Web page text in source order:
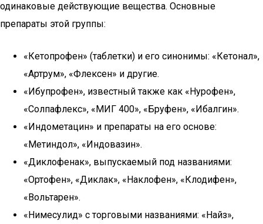
одинаковые действующие вещества. Основные
препараты этой группы:
«Кетопрофен» (таблетки) и его синонимы: «Кетонал»,
«Артрум», «Флексен» и другие.
«Ибупрофен», известный также как «Нурофен»,
«Солпафлекс», «МИГ 400», «Бруфен», «Ибалгин».
«Индометацин» и препараты на его основе:
«Метиндол», «Индовазин».
«Диклофенак», выпускаемый под названиями:
«Ортофен», «Диклак», «Наклофен», «Клодифен»,
«Вольтарен».
«Нимесулид» с торговыми названиями: «Найз»,